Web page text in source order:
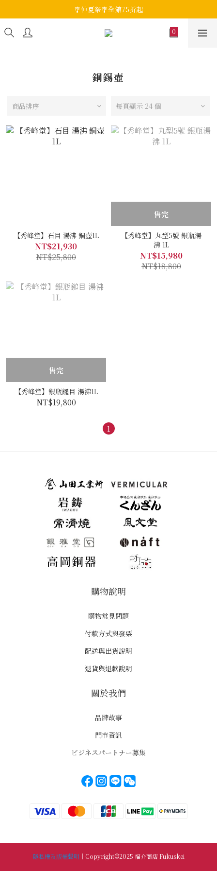
🎐仲夏祭🎐全館75折起
銅錫壺
商品排序 每頁顯示 24 個
【秀峰堂】石目 湯沸 銅壺1L
NT$21,930
NT$25,800
售完
【秀峰堂】丸型5號 銀瓶湯
沸 1L
NT$15,980
NT$18,800
售完
【秀峰堂】銀瓶鎚目 湯沸1L
NT$19,800
1
購物說明
購物常見問題
付款方式與發票
配送與出貨說明
退貨與退款說明
關於我們
品牌故事
門市資訊
ビジネスパートナー募集
隱私權及版權聲明 ｜Copyright©2025 福介商店 Fukuskei